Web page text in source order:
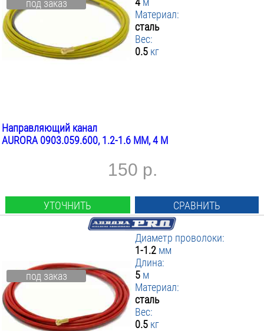
под заказ
Материал:
сталь
Вес:
0.5 кг
Направляющий канал
AURORA 0903.059.600, 1.2-1.6 ММ, 4 М
150 р.
УТОЧНИТЬ СРАВНИТЬ
под заказ
Диаметр проволоки:
1-1.2 мм
Длина:
5 м
Материал:
сталь
Вес:
0.5 кг